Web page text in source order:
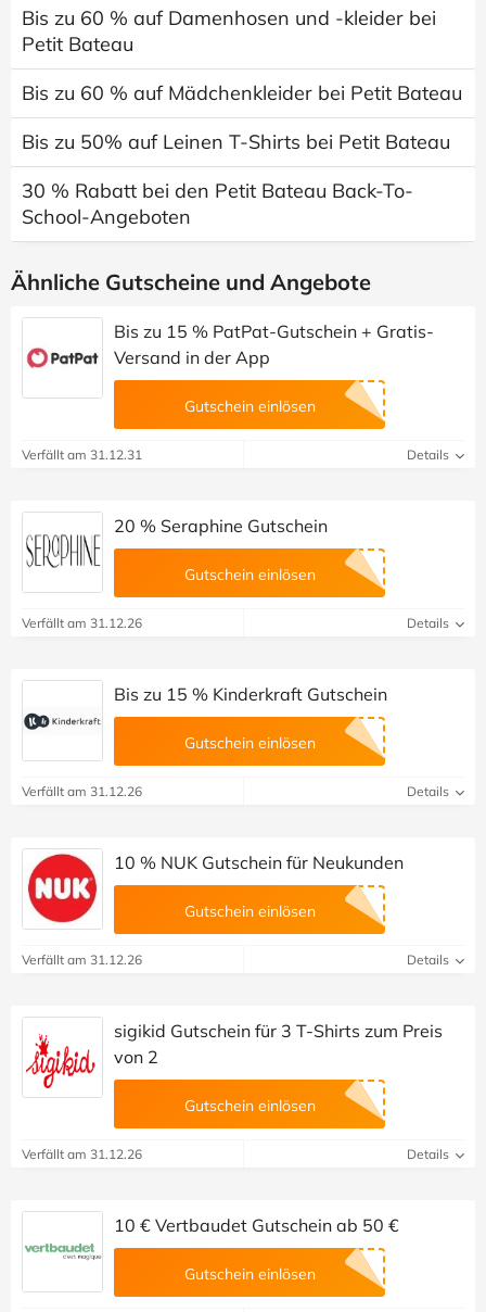
Bis zu 60 % auf Damenhosen und -kleider bei
Petit Bateau
Bis zu 60 % auf Mädchenkleider bei Petit Bateau
Bis zu 50% auf Leinen T-Shirts bei Petit Bateau
30 % Rabatt bei den Petit Bateau Back-To-
School-Angeboten
Ähnliche Gutscheine und Angebote
Bis zu 15 % PatPat-Gutschein + Gratis-
Versand in der App
Gutschein einlösen
Verfällt am 31.12.31 Details
20 % Seraphine Gutschein
Gutschein einlösen
Verfällt am 31.12.26 Details
Bis zu 15 % Kinderkraft Gutschein
Gutschein einlösen
Verfällt am 31.12.26 Details
10 % NUK Gutschein für Neukunden
Gutschein einlösen
Verfällt am 31.12.26 Details
sigikid Gutschein für 3 T-Shirts zum Preis
von 2
Gutschein einlösen
Verfällt am 31.12.26 Details
10 € Vertbaudet Gutschein ab 50 €
Gutschein einlösen